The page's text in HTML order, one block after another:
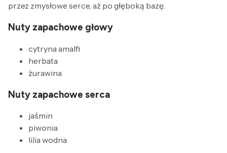
przez zmysłowe serce, aż po głęboką bazę.
Nuty zapachowe głowy
cytryna amalfi
herbata
żurawina
Nuty zapachowe serca
jaśmin
piwonia
lilia wodna